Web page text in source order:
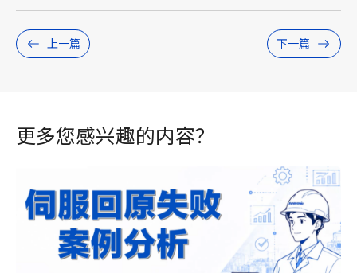
上一篇 下一篇
更多您感兴趣的内容？